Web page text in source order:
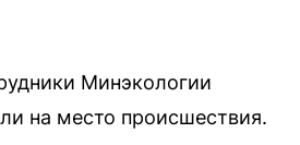
Минэкологии
на место происшествия.